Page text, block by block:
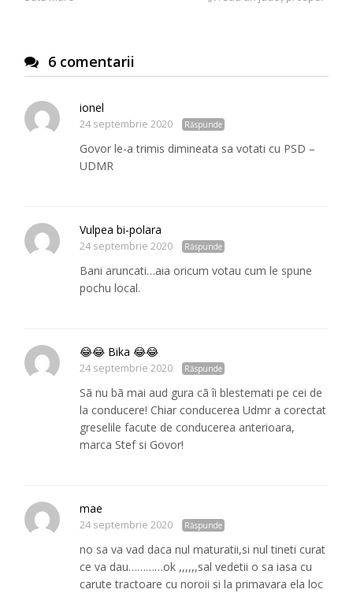
6 comentarii
ionel
24 septembrie 2020 Răspunde
Govor le-a trimis dimineata sa votati cu PSD –
UDMR
Vulpea bi-polara
24 septembrie 2020 Răspunde
Bani aruncati…aia oricum votau cum le spune
pochu local.
😂😂 Bika 😂😂
24 septembrie 2020 Răspunde
Sã nu bã mai aud gura cã îi blestemati pe cei de
la conducere! Chiar conducerea Udmr a corectat
greselile facute de conducerea anterioara,
marca Stef si Govor!
mae
24 septembrie 2020 Răspunde
no sa va vad daca nul maturatii,si nul tineti curat
ce va dau…………ok ,,,,,,sal vedetii o sa iasa cu
carute tractoare cu noroii si la primavara ela loc